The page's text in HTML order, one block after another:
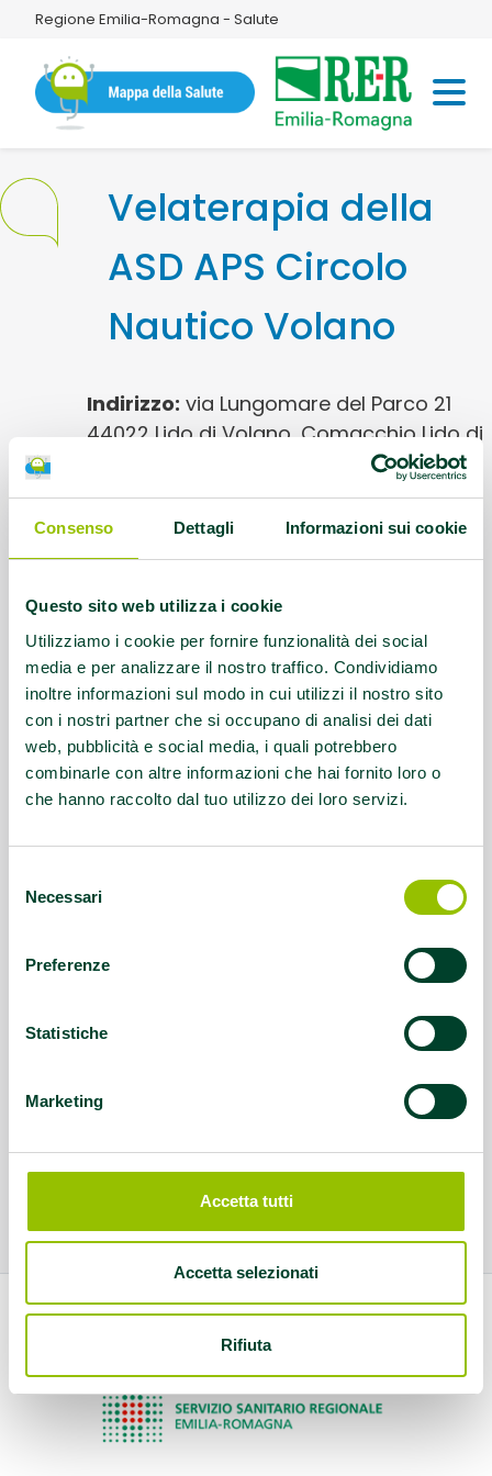
Consenso Dettagli Informazioni sui cookie
Questo sito web utilizza i cookie
Utilizziamo i cookie per fornire funzionalità dei social
media e per analizzare il nostro traffico. Condividiamo
inoltre informazioni sul modo in cui utilizzi il nostro sito
con i nostri partner che si occupano di analisi dei dati
web, pubblicità e social media, i quali potrebbero
combinarle con altre informazioni che hai fornito loro o
che hanno raccolto dal tuo utilizzo dei loro servizi.
delNecessari
Preferenze
Statistiche
Marketing
Accetta tutti
Accetta selezionati
Rifiuta
Regione Emilia-Romagna - Salute
Velaterapia della
ASD APS Circolo
Nautico Volano
Indirizzo: via Lungomare del Parco 21
44022 Lido di Volano, Comacchio Lido di
Disciplina sportiva: Vela
Contatti: 3351734535
nautimat@gmail.com
Questo contenuto si trova inDisabilità e sport